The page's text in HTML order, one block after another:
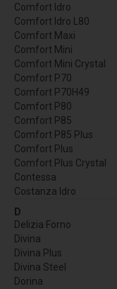
Comfort Idro
Comfort Idro L80
Comfort Maxi
Comfort Mini
Comfort Mini Crystal
Comfort P70
Comfort P70H49
Comfort P80
Comfort P85
Comfort P85 Plus
Comfort Plus
Comfort Plus Crystal
Contessa
Costanza Idro
D
Delizia Forno
Divina
Divina Plus
Divina Steel
Dorina